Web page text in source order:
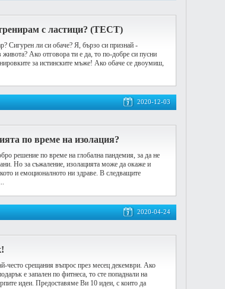
с ластици? (ТЕСТ)
Сигурен ли си обаче? Я, бързо си признай -
Ако отговора ти е да, то по-добре си пусни
за истинските мъже! Ако обаче се двоумиш,
2020-12-03
по време на изолация?
решение по време на глобална пандемия, за да не
Но за съжаление, изолацията може да окаже и
и емоционалното ни здраве. В следващите
2020-04-24
често срещания въпрос през месец декември. Ако
е запален по фитнеса, то сте попаднали на
идеи. Предоставяме Ви 10 идеи, с които да